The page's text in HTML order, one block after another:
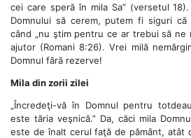
cei care speră în mila Sa” (versetul
Domnului să cerem, putem fi siguri
când „nu ştim pentru ce ar trebui să ne
ajutor (Romani 8:26). Vrei milă
Domnul fără rezerve!
Mila din zorii zilei
„Încredeţi-vă în Domnul pentru
este tăria veşnică.” Da, căci mila
este de înalt cerul faţă de pământ, atât